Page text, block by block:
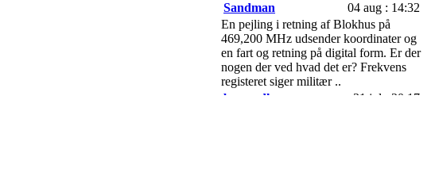
Sandman
04 aug : 14:32
En pejling i retning af Blokhus på
469,200 MHz udsender koordinater og
en fart og retning på digital form. Er der
nogen der ved hvad det er? Frekvens
registeret siger militær ..
benny.dk
31 jul : 20:17